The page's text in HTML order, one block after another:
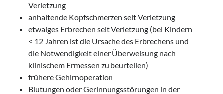
Verletzung
anhaltende Kopfschmerzen seit Verletzung
etwaiges Erbrechen seit Verletzung (bei Kindern
< 12 Jahren ist die Ursache des Erbrechens und
die Notwendigkeit einer Überweisung nach
klinischem Ermessen zu beurteilen)
frühere Gehirnoperation
Blutungen oder Gerinnungsstörungen in der